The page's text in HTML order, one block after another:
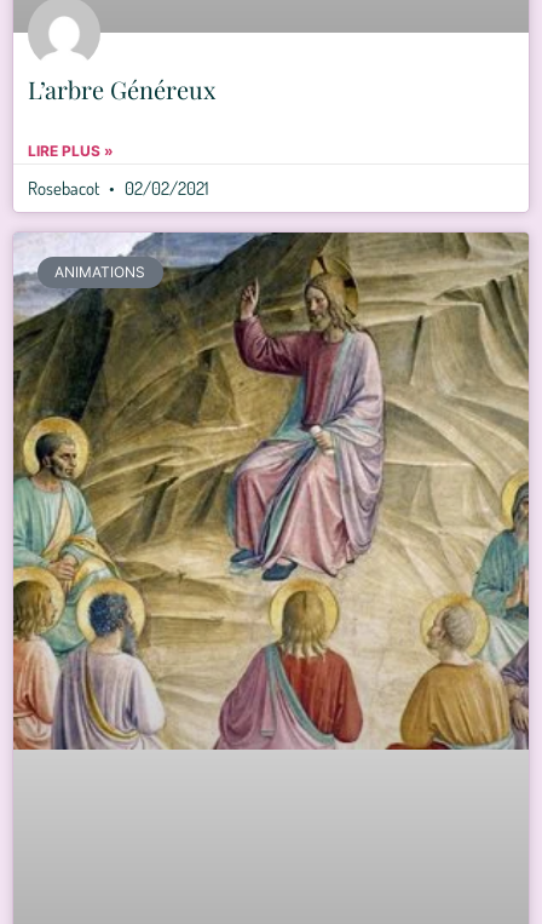
L’arbre Généreux
LIRE PLUS »
Rosebacot 02/02/2021
ANIMATIONS